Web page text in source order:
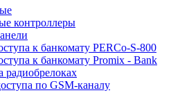
контроллеры
к банкомату PERCo-S-800
к банкомату Promix - Bank
радиобрелоках
по GSM-каналу